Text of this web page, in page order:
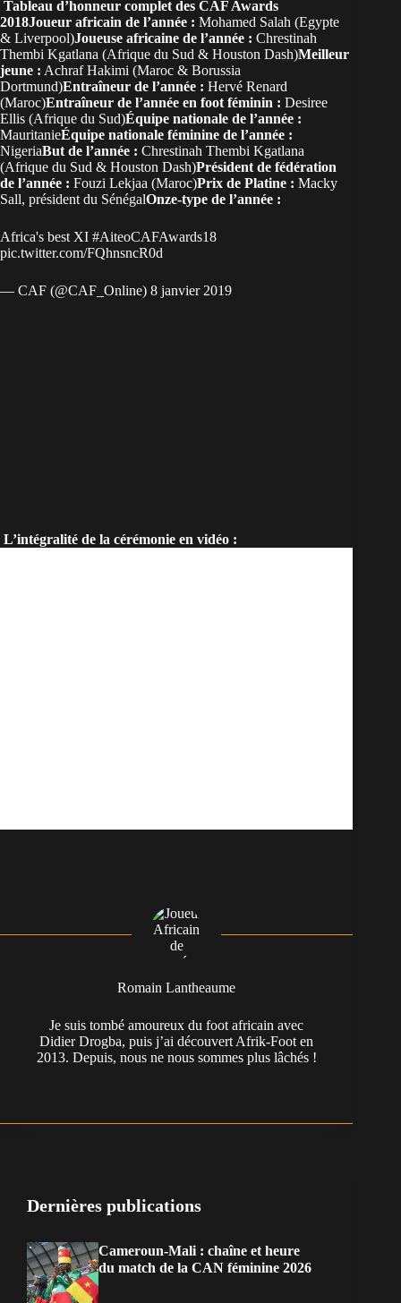
Tableau d’honneur complet des CAF Awards
2018Joueur africain de l’année : Mohamed Salah (Egypte
& Liverpool)Joueuse africaine de l’année : Chrestinah
Thembi Kgatlana (Afrique du Sud & Houston Dash)Meilleur
jeune : Achraf Hakimi (Maroc & Borussia
Dortmund)Entraîneur de l’année : Hervé Renard
(Maroc)Entraîneur de l’année en foot féminin : Desiree
Ellis (Afrique du Sud)Équipe nationale de l’année :
MauritanieÉquipe nationale féminine de l’année :
NigeriaBut de l’année : Chrestinah Thembi Kgatlana
(Afrique du Sud & Houston Dash)Président de fédération
de l’année : Fouzi Lekjaa (Maroc)Prix de Platine : Macky
Sall, président du SénégalOnze-type de l’année :
Africa's best XI #AiteoCAFAwards18
pic.twitter.com/FQhnsncR0d
— CAF (@CAF_Online) 8 janvier 2019
L’intégralité de la cérémonie en vidéo :
Romain Lantheaume
Je suis tombé amoureux du foot africain avec
Didier Drogba, puis j’ai découvert Afrik-Foot en
2013. Depuis, nous ne nous sommes plus lâchés !
Dernières publications
Cameroun-Mali : chaîne et heure
du match de la CAN féminine 2026